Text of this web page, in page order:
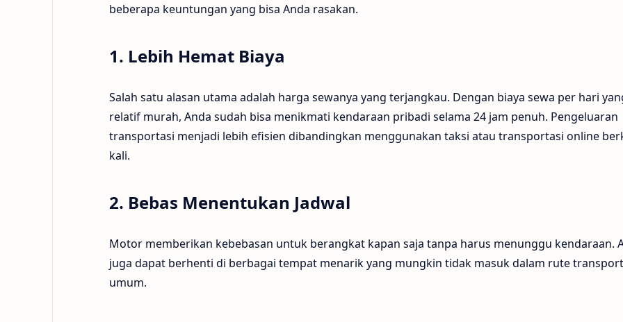
beberapa keuntungan yang bisa Anda rasakan.
1. Lebih Hemat Biaya
Salah satu alasan utama adalah harga sewanya yang terjangkau. Dengan biaya sewa per hari
relatif murah, Anda sudah bisa menikmati kendaraan pribadi selama 24 jam penuh. Pengeluaran
transportasi menjadi lebih efisien dibandingkan menggunakan taksi atau transportasi online
kali.
2. Bebas Menentukan Jadwal
Motor memberikan kebebasan untuk berangkat kapan saja tanpa harus menunggu kendaraan.
juga dapat berhenti di berbagai tempat menarik yang mungkin tidak masuk dalam rute
umum.